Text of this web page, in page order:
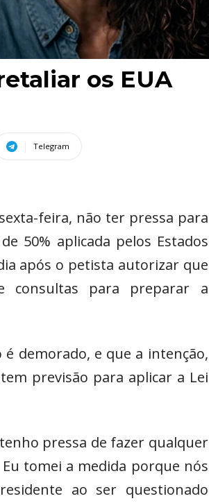
os EUA
Telegram
feira, não ter pressa para
50% aplicada pelos Estados
após o petista autorizar que
consultas para preparar a
demorado, e que a intenção,
previsão para aplicar a Lei
pressa de fazer qualquer
tomei a medida porque nós
ao ser questionado